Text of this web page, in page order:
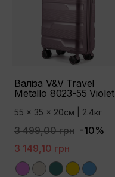
Валіза V&V Travel
Metallo 8023-55 Violet
55 x 35 x 20см | 2.4кг
3 499,00 грн -10%
3 149,10 грн
VioletChampagne
GreenGoldBlue